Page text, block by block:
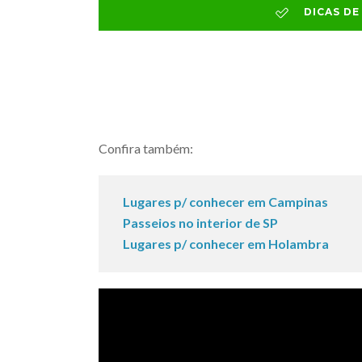
DICAS
Confira também:
Lugares p/ conhecer em Campinas
Passeios no interior de SP
Lugares p/ conhecer em Holambra